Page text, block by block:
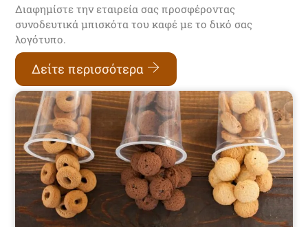
Διαφημίστε την εταιρεία σας προσφέροντας
συνοδευτικά μπισκότα του καφέ με το δικό σας
λογότυπο.
Δείτε περισσότερα